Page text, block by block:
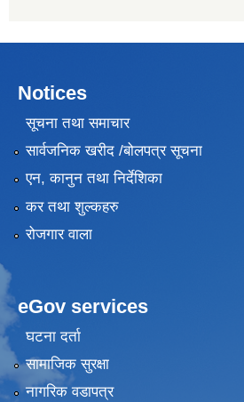
Notices
सूचना तथा समाचार
सार्वजनिक खरीद /बोलपत्र सूचना
एन, कानुन तथा निर्देशिका
कर तथा शुल्कहरु
रोजगार वाला
eGov services
घटना दर्ता
सामाजिक सुरक्षा
नागरिक वडापत्र